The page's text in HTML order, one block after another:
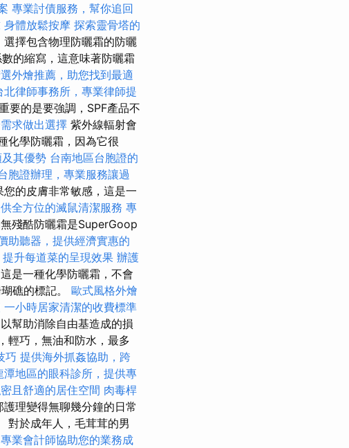
專業討債服務，幫你追回
身體放鬆按摩 探索靈骨塔的
選擇包含物理防曬霜的防曬
的縮寫，這意味著防曬霜
外燴推薦，助您找到最適
北律師事務所，專業律師提
要的是要強調，SPF產品不
求做出選擇 紫外線輻射會
化學防曬霜，因為它很
其優勢 台南地區台胞證的
胞證辦理，專業服務讓過
您的皮膚非常敏感，這是一
全方位的滅鼠清潔服務 專
殘酷防曬霜是SuperGoop
助聽器，提供經濟實惠的
升每道菜的呈現效果 辦護
這是一種化學防曬霜，不會
礁的標記。 歐式風格外燴
一小時居家清潔的收費標準
幫助消除自由基造成的損
輕巧，無油和防水，最多
巧 提供海外抓姦協助，跨
潭地區的眼科診所，提供專
且舒適的居住空間 肉毒桿
理變得無聊幾分鐘的日常
對於成年人，毛茸茸的男
業會計師協助您的業務成